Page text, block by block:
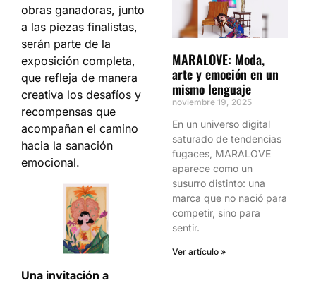
obras ganadoras, junto
a las piezas finalistas,
serán parte de la
exposición completa,
que refleja de manera
creativa los desafíos y
recompensas que
acompañan el camino
hacia la sanación
emocional.
Una invitación a
MARALOVE: Moda,
arte y emoción en un
mismo lenguaje
noviembre 19, 2025
En un universo digital
saturado de tendencias
fugaces, MARALOVE
aparece como un
susurro distinto: una
marca que no nació para
competir, sino para
sentir.
Ver artículo »